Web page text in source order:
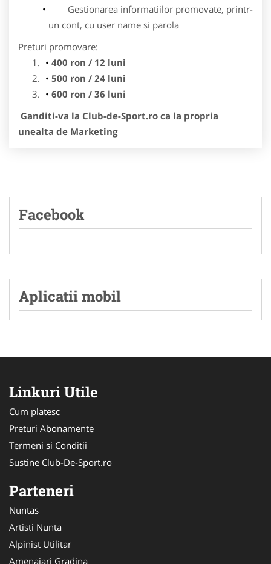
Gestionarea informatiilor promovate, printr-
un cont, cu user name si parola
Preturi promovare:
400 ron / 12 luni
500 ron / 24 luni
600 ron / 36 luni
Ganditi-va la Club-de-Sport.ro ca la propria
unealta de Marketing
Facebook
Aplicatii mobil
Linkuri Utile
Cum platesc
Preturi Abonamente
Termeni si Conditii
Sustine Club-De-Sport.ro
Parteneri
Nuntas
Artisti Nunta
Alpinist Utilitar
Amenajari Gradina